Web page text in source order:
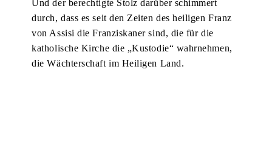
Und der berechtigte Stolz darüber schimmert
durch, dass es seit den Zeiten des heiligen Franz
von Assisi die Franziskaner sind, die für die
katholische Kirche die „Kustodie“ wahrnehmen,
die Wächterschaft im Heiligen Land.